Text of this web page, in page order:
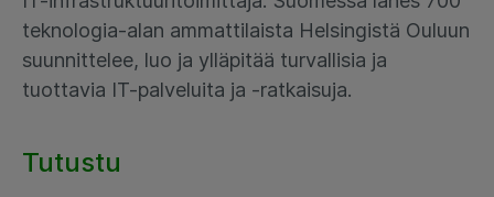
teknologia-alan ammattilaista Helsingistä Ouluun
suunnittelee, luo ja ylläpitää turvallisia ja
tuottavia IT-palveluita ja -ratkaisuja.
Tutustu